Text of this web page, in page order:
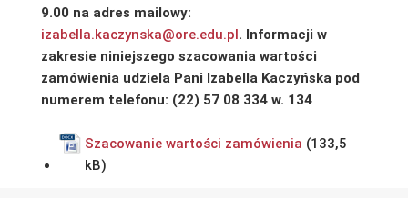
9.00 na adres mailowy:
izabella.kaczynska@ore.edu.pl. Informacji w
zakresie niniejszego szacowania wartości
zamówienia udziela Pani Izabella Kaczyńska pod
numerem telefonu: (22) 57 08 334 w. 134
Szacowanie wartości zamówienia